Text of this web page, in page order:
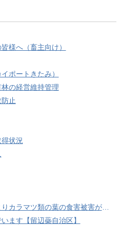
様へ（畜主向け）
ポートきたみ）
の経営維持管理
止
状況
の葉の食害被害が発生することがあります
ます【留辺蘂自治区】